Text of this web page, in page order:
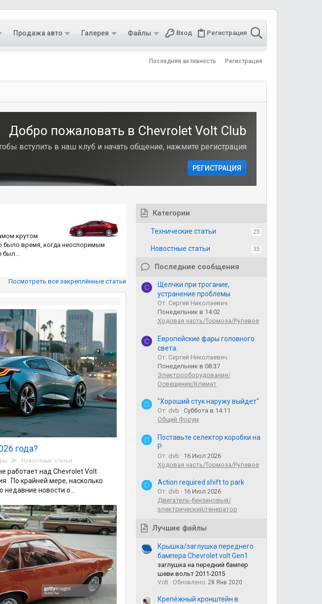
Продажа авто Галерея Файлы Вход Регистрация
Последняя активность Регистрация
Добро пожаловать в Chevrolet Volt Club
вступить в наш клуб и начать общение, нажмите регистрация
РЕГИСТРАЦИЯ
крутом
было время, когда неоспоримым
был...
Новостные статьи
Chevrolet Volt Gen1 на 100-летие компании Chevrolet
Chevrolet Volt Gen.1 на 100-летие компании Chevrolet Volt
Шевроле родился 25 декабря 1878 года в городке Ла-Шо-
швейцарской часовой промышленности. Родился, что
Volt 16 Янв 2020 Просмотры: 5K Обновлено:
Посмотреть все закреплённые статьи
года?
2K Новостные статьи
работает над Chevrolet Volt
. По крайней мере, насколько
недавние новости о...
Категории
Технические статьи 25
Новостные статьи 35
Последние сообщения
С
Щелчки при трогание,
устранение проблемы
От: Сергей Николаевич
Понедельник в 14:02
Ходовая часть/Тормоза/Рулевое
С
Европейские фары головного
света.
От: Сергей Николаевич
Понедельник в 08:37
Электрооборудование/
Освещение/Климат
D "Хороший стук наружу выйдет"
От: dvb
Суббота в 14:11
Общий Форум
D
Поставьте селектор коробки на
Р
От: dvb
16 Июл 2026
Ходовая часть/Тормоза/Рулевое
D Action required shift to park
От: dvb
16 Июл 2026
Двигатель-бензиновый/
электрический/генератор
Лучшие файлы
Крышка/заглушка переднего
бампера Chevrolet volt Gen1
заглушка на передний бампер
шеви вольт 2011-2015
Volt Обновлено: 28 Янв 2020
Крепёжный кронштейн в